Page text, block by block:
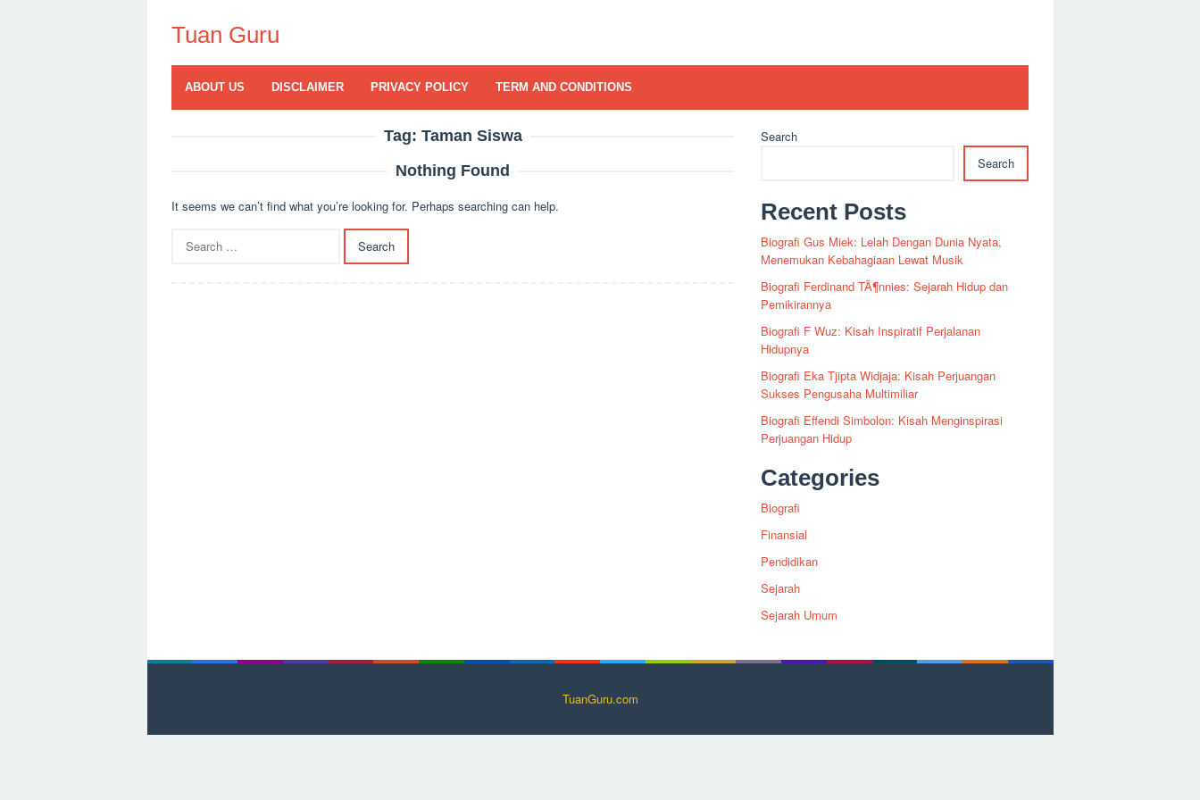
contentTuan Guru
ABOUT US DISCLAIMER PRIVACY POLICY TERM AND CONDITIONS
Tag: Taman Siswa
Nothing Found
It seems we can’t find what you’re looking for. Perhaps searching can help.
for:
Search
Search
Recent Posts
Biografi Gus Miek: Lelah Dengan Dunia Nyata,
Menemukan Kebahagiaan Lewat Musik
Biografi Ferdinand TÃ¶nnies: Sejarah Hidup dan
Pemikirannya
Biografi F Wuz: Kisah Inspiratif Perjalanan
Hidupnya
Biografi Eka Tjipta Widjaja: Kisah Perjuangan
Sukses Pengusaha Multimiliar
Biografi Effendi Simbolon: Kisah Menginspirasi
Perjuangan Hidup
Categories
Biografi
Finansial
Pendidikan
Sejarah
Sejarah Umum
TuanGuru.com